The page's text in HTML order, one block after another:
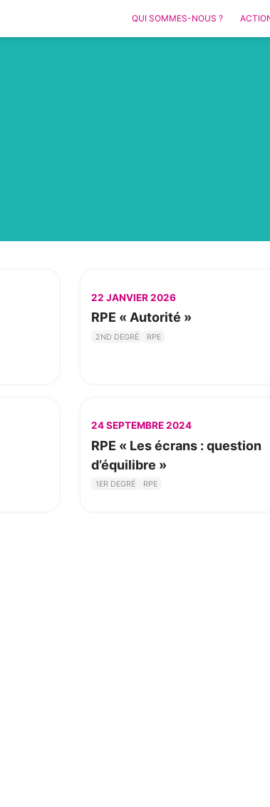
QUI SOMMES-NOUS ?
22 JANVIER 2026
RPE « Autorité »
2ND DEGRÉ RPE
24 SEPTEMBRE 2024
RPE « Les écrans : question
d’équilibre »
1ER DEGRÉ RPE